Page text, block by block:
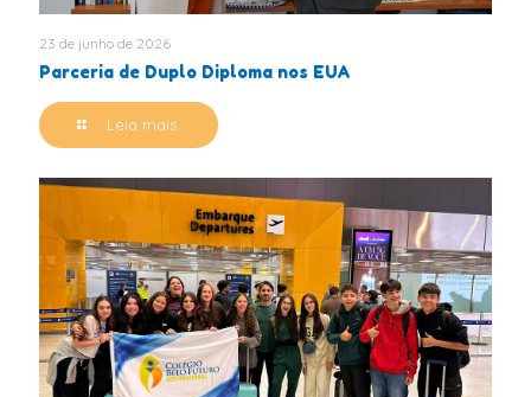
23 de junho de 2026
Parceria de Duplo Diploma nos EUA
Leia mais